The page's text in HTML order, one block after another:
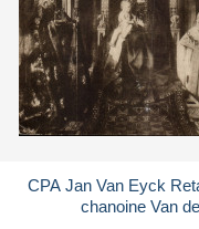
CPA Jan Van Eyck
chanoine Van